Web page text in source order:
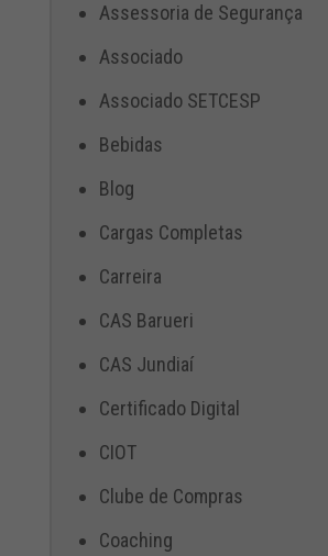
Assessoria de Segurança
Associado
Associado SETCESP
Bebidas
Blog
Cargas Completas
Carreira
CAS Barueri
CAS Jundiaí
Certificado Digital
CIOT
Clube de Compras
Coaching